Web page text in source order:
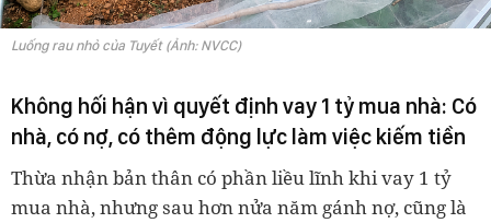
Luống rau nhỏ của Tuyết (Ảnh: NVCC)
Không hối hận vì quyết định vay 1 tỷ mua nhà: Có
nhà, có nợ, có thêm động lực làm việc kiếm tiền
Thừa nhận bản thân có phần liều lĩnh khi vay 1 tỷ
mua nhà, nhưng sau hơn nửa năm gánh nợ, cũng là